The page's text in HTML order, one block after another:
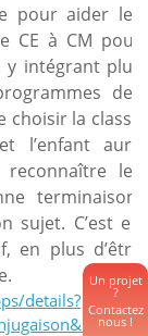
Un projet
?
Contactez
nous !
pour aider les
CE à CM pour
intégrant plus
des
la classe
l’enfant aura
les
terminaison,
C’est en
en plus d’être
details?